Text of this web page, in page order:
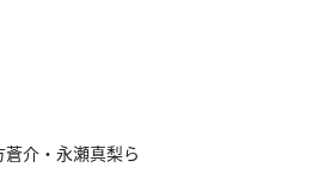
介・永瀬真梨ら